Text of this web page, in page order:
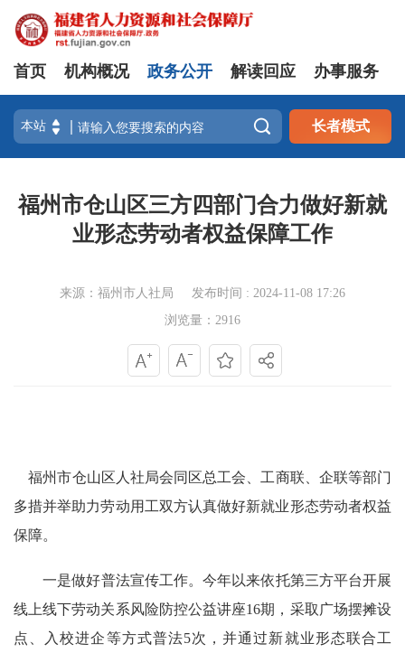
首页 机构概况 政务公开 解读回应 办事服务
 长者模式
福州市仓山区三方四部门合力做好新就
业形态劳动者权益保障工作
来源：福州市人社局
发布时间 : 2024-11-08 17:26
浏览量：2916
福州市仓山区人社局会同区总工会、工商联、企联等部门
多措并举助力劳动用工双方认真做好新就业形态劳动者权益
保障。
一是做好普法宣传工作。今年以来依托第三方平台开展
线上线下劳动关系风险防控公益讲座16期，采取广场摆摊设
点、入校进企等方式普法5次，并通过新就业形态联合工